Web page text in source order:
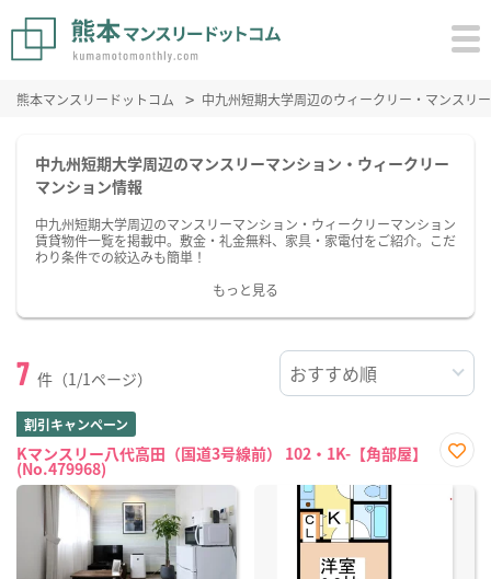
熊本マンスリードットコム 中九州短期大学周辺のウィークリー・マンスリ
中九州短期大学周辺のマンスリーマンション・ウィークリー
マンション情報
中九州短期大学周辺のマンスリーマンション・ウィークリーマンション
賃貸物件一覧を掲載中。敷金・礼金無料、家具・家電付をご紹介。こだ
わり条件での絞込みも簡単！
もっと見る
7 件（1/1ページ）
割引キャンペーン
Kマンスリー八代高田（国道3号線前） 102・1K-【角部屋】
(No.479968)
に入
り登